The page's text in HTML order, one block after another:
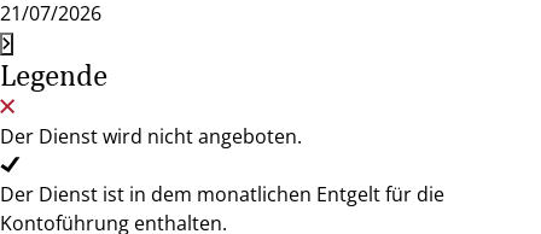
21/07/2026
Legende
Der Dienst wird nicht angeboten.
Der Dienst ist in dem monatlichen Entgelt für die
Kontoführung enthalten.